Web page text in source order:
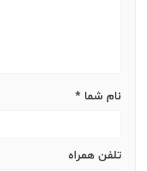
نام شما *
تلفن همراه